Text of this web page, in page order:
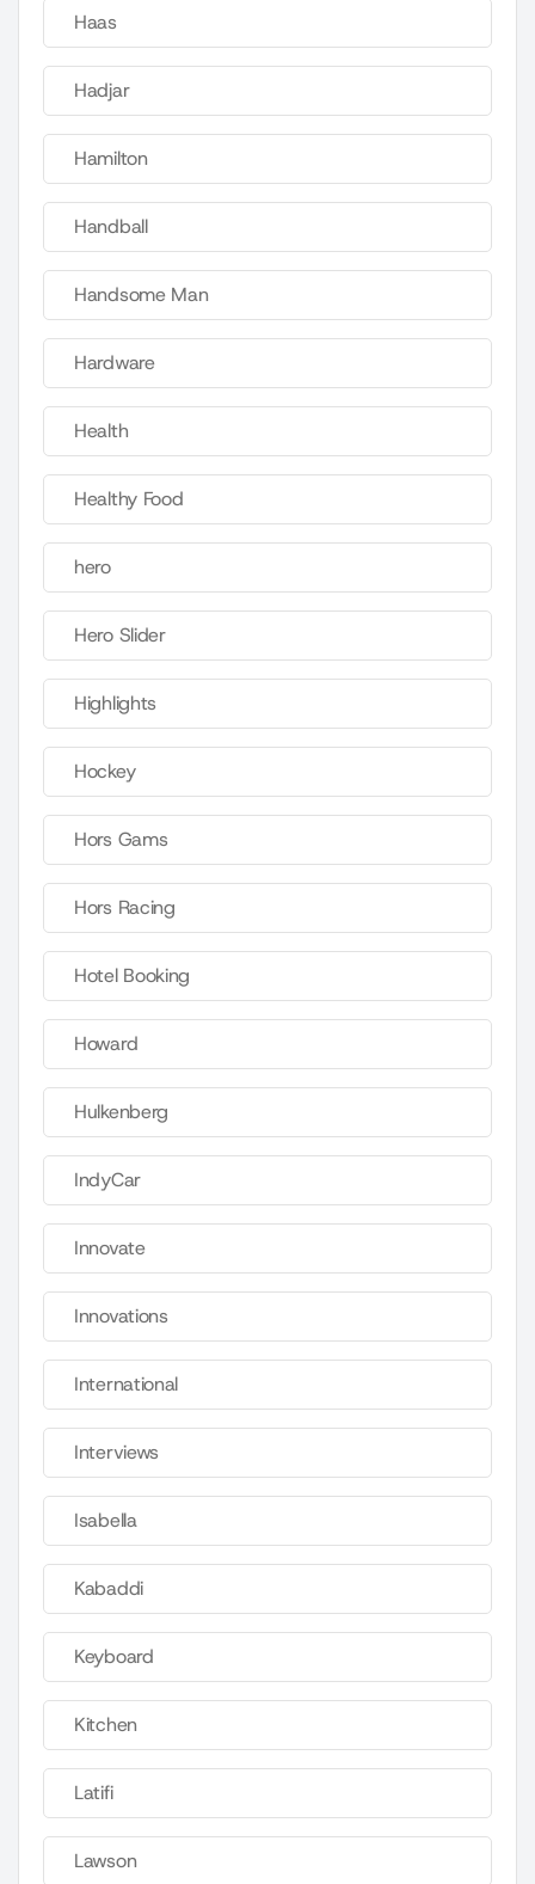
Haas
Hadjar
Hamilton
Handball
Handsome Man
Hardware
Health
Healthy Food
hero
Hero Slider
Highlights
Hockey
Hors Gams
Hors Racing
Hotel Booking
Howard
Hulkenberg
IndyCar
Innovate
Innovations
International
Interviews
Isabella
Kabaddi
Keyboard
Kitchen
Latifi
Lawson